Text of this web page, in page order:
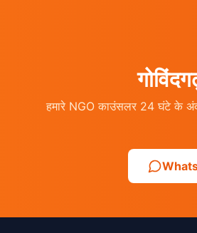
हमारे NGO काउंसलर 24 घंटे के